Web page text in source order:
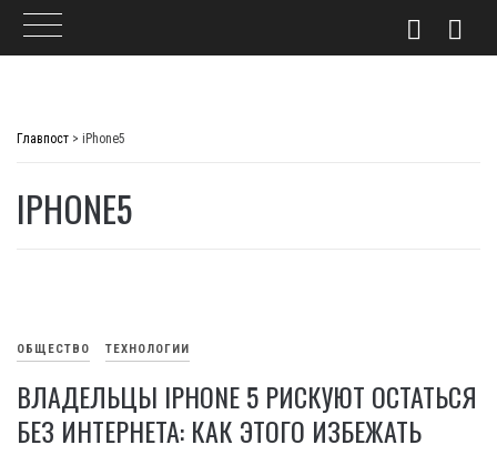
Главпост > iPhone5
IPHONE5
ОБЩЕСТВО ТЕХНОЛОГИИ
ВЛАДЕЛЬЦЫ IPHONE 5 РИСКУЮТ ОСТАТЬСЯ
БЕЗ ИНТЕРНЕТА: КАК ЭТОГО ИЗБЕЖАТЬ